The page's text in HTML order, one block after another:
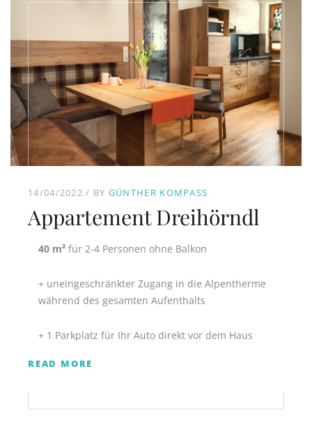
14/04/2022 BY GÜNTHER KOMPASS
Appartement Dreihörndl
40 m² für 2-4 Personen ohne Balkon
+ uneingeschränkter Zugang in die Alpentherme
während des gesamten Aufenthalts
+ 1 Parkplatz für Ihr Auto direkt vor dem Haus
READ MORE